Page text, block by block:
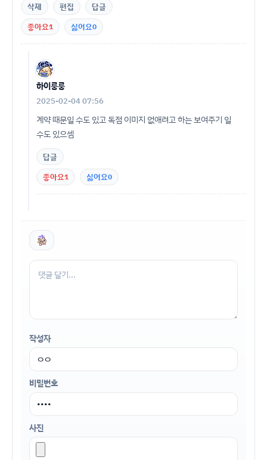
삭제 편집
답글
좋아요1 싫어요0
하이룽룽
2025-02-04 07:56
계약 때문일 수도 있고 독점 이미지 없애려고 하는 보여주기 일
수도 있으셈
답글
좋아요1 싫어요0
작성자
비밀번호
사진